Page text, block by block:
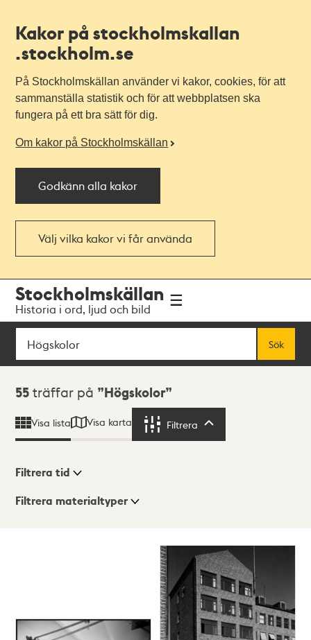
Kakor på stockholmskallan
.stockholm.se
På Stockholmskällan använder vi kakor, cookies, för att
sammanställa statistik och för att webbplatsen ska
fungera på ett bra sätt för dig.
Om kakor på Stockholmskällan
Godkänn alla kakor
Välj vilka kakor vi får använda
navigationen
huvudinnehållet
Stockholmskällan
Historia i ord, ljud och bild
Sök
Sök
Sökresultat
55 träffar på Högskolor
Visa lista Visa karta Filtrera
Visningsläge
Filtrera tid
Filtrera materialtyper